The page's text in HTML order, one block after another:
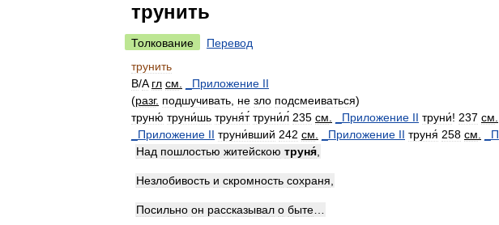
трунить
Толкование
Перевод
трунить
B/A гл см Приложение II
(разг. подшучивать не зло подсмеиваться)
труню́ труни́шь труня́т́ труни́л́ 235 см Приложение II труни́! 237 см
Приложение II труни́вший 242 см Приложение II труня́ 258 см
Над пошлостью житейскою труня́
Незлобивость и скромность сохраня
Посильно он рассказывал о быте